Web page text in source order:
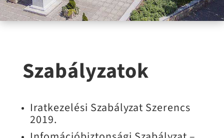
Szabályzatok
Iratkezelési Szabályzat Szerencs
2019.